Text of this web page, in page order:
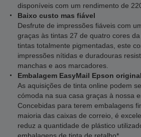
disponíveis com um rendimento de
Baixo custo mas fiável
Desfrute de impressões fiáveis com
graças às tintas 27 de quatro cores
tintas totalmente pigmentadas, este
impressões nítidas e duradouras
manchas e aos marcadores.
Embalagem EasyMail Epson original
As aquisições de tinta online podem
cómoda na sua casa graças à nossa
Concebidas para terem embalagens
maioria das caixas de correio, é
reduz a quantidade de plástico